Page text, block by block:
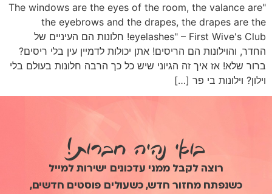
"The windows are the eyes of the room, the valance are
the eyebrows and the drapes, the drapes are the
eyelashes" – First Wive's Club! חלונות הם העיניים של
החדר, והוילונות הם הריסים! אתן יכולות לדמיין עין בלי ריסים?
ברור שלא! אז איך זה הגיוני שיש כל כך הרבה חלונות בעולם בלי
וילון? וילונות בי פר […]
בואי נהיה חברות!
רוצה לקבל ממני עדכונים ישירות למייל
כשנפתח מחזור חדש, כשעולים פוסטים חדשים,